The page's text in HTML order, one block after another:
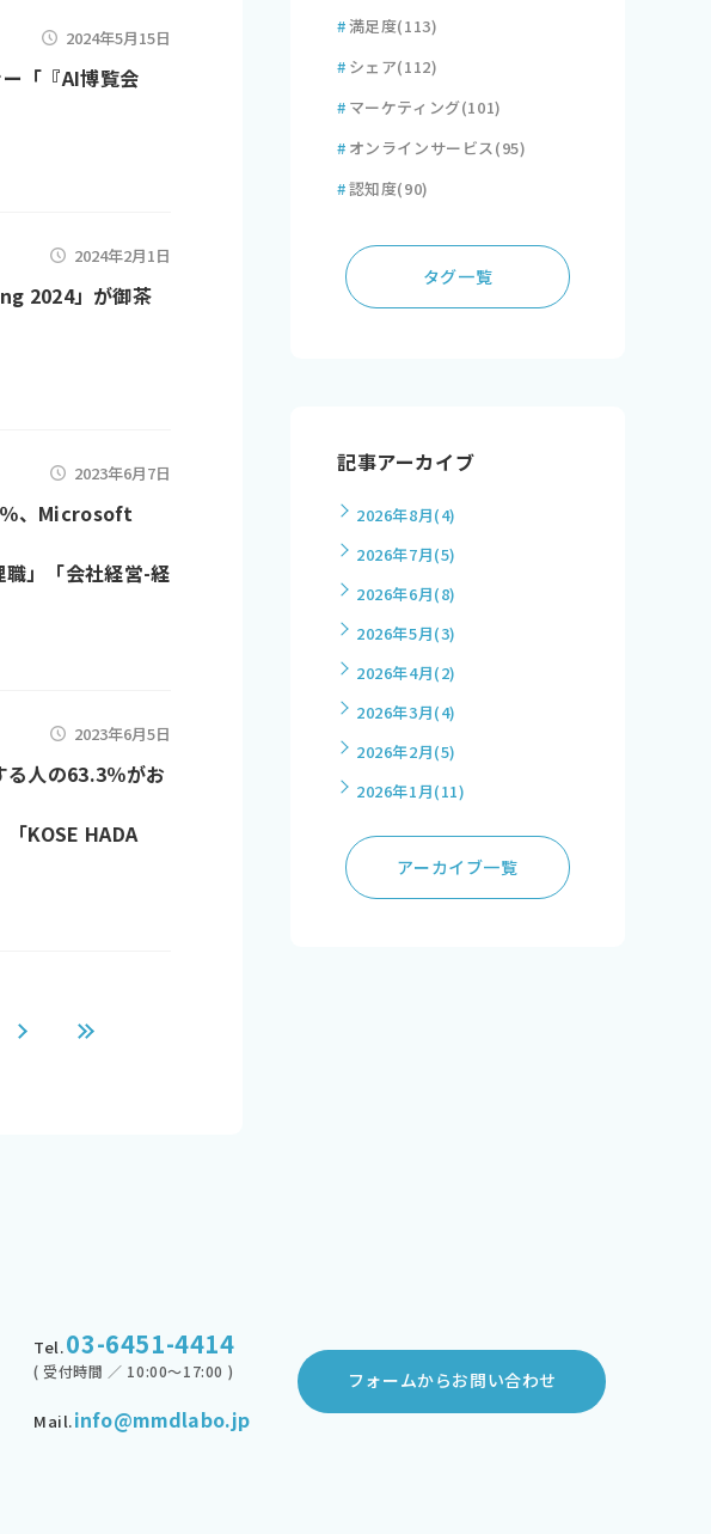
2024年5月15日
「『AI博覧会
2024年2月1日
2024」が御茶
2023年6月7日
％、Microsoft
」「会社経営-経
2023年6月5日
る人の63.3％がお
KOSE HADA
#満足度(113)
# シェア(112)
# マーケティング(101)
# オンラインサービス(95)
#認知度(90)
タグ一覧
記事アーカイブ
2026年8月(4)
2026年7月(5)
2026年6月(8)
2026年5月(3)
2026年4月(2)
2026年3月(4)
2026年2月(5)
2026年1月(11)
アーカイブ一覧
Tel.03-6451-4414
( 受付時間 ／ 10:00～17:00 )
Mail.info@mmdlabo.jp
フォームからお問い合わせ